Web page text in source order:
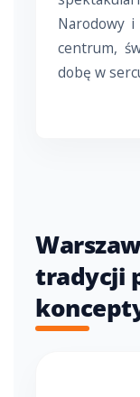
Narodowy i
centrum,
dobę w
tradycji